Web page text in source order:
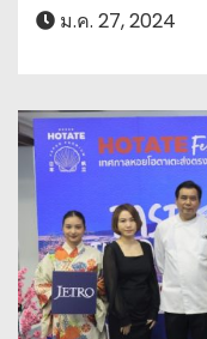
ม.ค. 27, 2024